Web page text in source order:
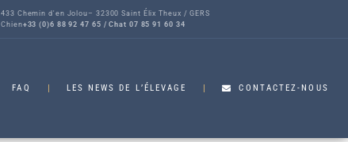
433 Chemin d'en Jolou– 32300 Saint Élix Theux / GERS
Chien+33 (0)6 88 92 47 65 / Chat 07 85 91 60 34
FAQ LES NEWS DE L’ÉLEVAGE CONTACTEZ-NOUS